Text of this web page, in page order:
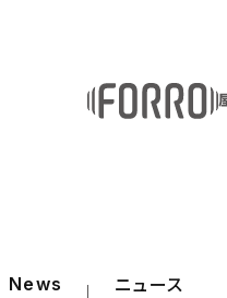
News ニュース